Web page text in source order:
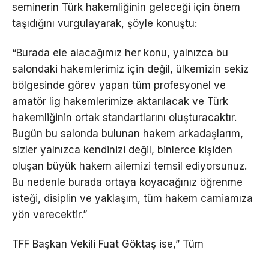
seminerin Türk hakemliğinin geleceği için önem
taşıdığını vurgulayarak, şöyle konuştu:
“Burada ele alacağımız her konu, yalnızca bu
salondaki hakemlerimiz için değil, ülkemizin sekiz
bölgesinde görev yapan tüm profesyonel ve
amatör lig hakemlerimize aktarılacak ve Türk
hakemliğinin ortak standartlarını oluşturacaktır.
Bugün bu salonda bulunan hakem arkadaşlarım,
sizler yalnızca kendinizi değil, binlerce kişiden
oluşan büyük hakem ailemizi temsil ediyorsunuz.
Bu nedenle burada ortaya koyacağınız öğrenme
isteği, disiplin ve yaklaşım, tüm hakem camiamıza
yön verecektir.”
TFF Başkan Vekili Fuat Göktaş ise,” Tüm